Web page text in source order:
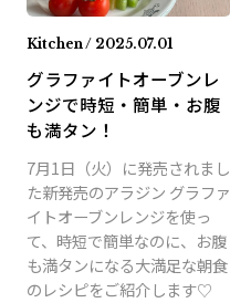
Kitchen / 2025.07.01
グラファイトオーブンレ
ンジで時短・簡単・お腹
も満タン！
7月1日（火）に発売されまし
た新発売のアラジン グラファ
イトオーブンレンジを使っ
て、時短で簡単なのに、お腹
も満タンになる大満足な朝食
のレシピをご紹介します♡